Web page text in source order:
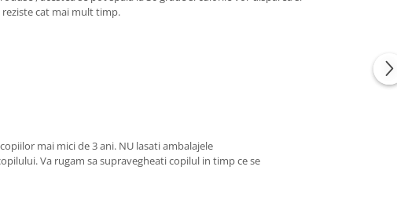
cat mai mult timp.
mai mici de 3 ani. NU lasati ambalajele
Va rugam sa supravegheati copilul in timp ce se